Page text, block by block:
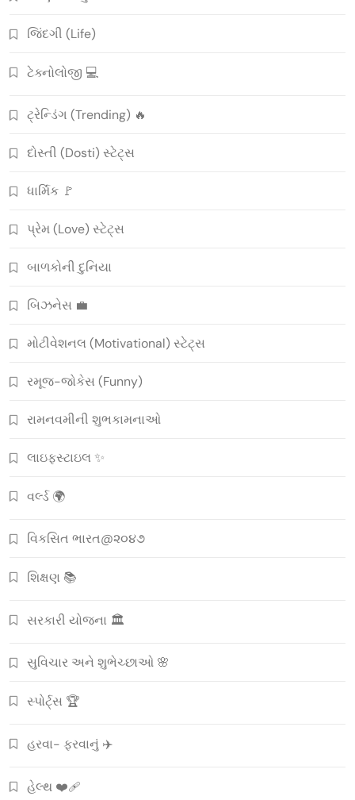
જિંદગી (Life)
ટેક્નોલોજી 💻
ટ્રેન્ડિંગ (Trending) 🔥
દોસ્તી (Dosti) સ્ટેટ્સ
ધાર્મિક 🚩
પ્રેમ (Love) સ્ટેટ્સ
બાળકોની દુનિયા
બિઝનેસ 💼
મોટીવેશનલ (Motivational) સ્ટેટ્સ
રમૂજ-જોકેસ (Funny)
રામનવમીની શુભકામનાઓ
લાઇફસ્ટાઇલ ✨
વર્લ્ડ 🌍
વિકસિત ભારત@૨૦૪૭
શિક્ષણ 📚
સરકારી યોજના 🏛️
સુવિચાર અને શુભેચ્છાઓ 🌸
સ્પોર્ટ્સ 🏆
હરવા- ફરવાનું ✈️
હેલ્થ ❤️‍🩹